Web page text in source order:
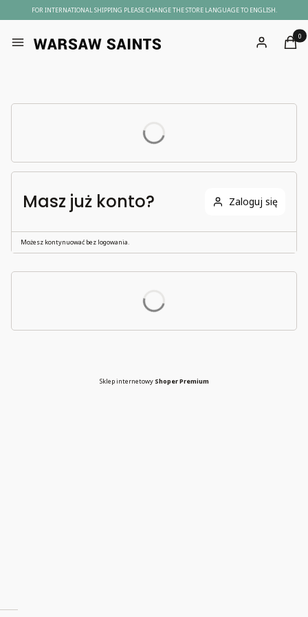
FOR INTERNATIONAL SHIPPING PLEASE CHANGE THE STORE LANGUAGE TO ENGLISH.
Menu Zaloguj się
Masz już konto? Zaloguj się
Możesz kontynuować bez logowania.
Sklep internetowy Shoper Premium